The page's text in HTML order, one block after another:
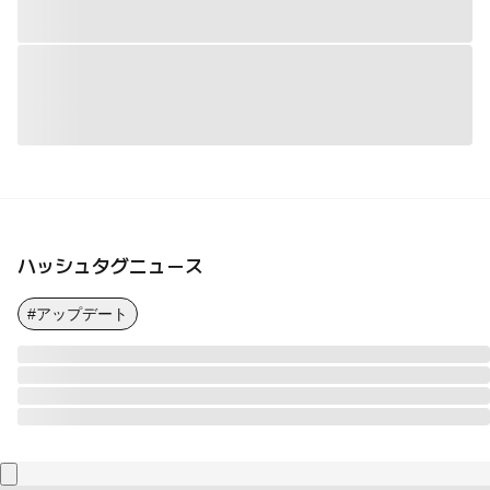
ハッシュタグニュース
#アップデート